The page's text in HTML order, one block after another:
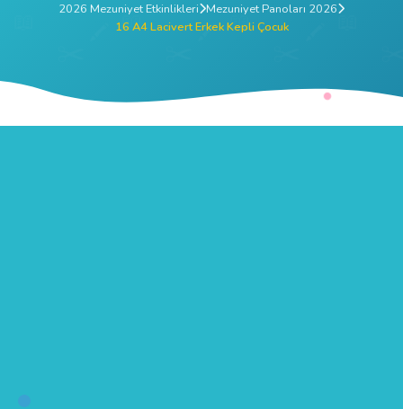
2026 Mezuniyet Etkinlikleri Mezuniyet Panoları 2026
16 A4 Lacivert Erkek Kepli Çocuk